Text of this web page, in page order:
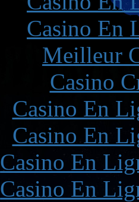
Casino En
Meilleur
Casino
Casino En
Casino En
Casino En
Casino En